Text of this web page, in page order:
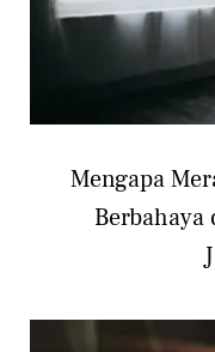
Mengapa